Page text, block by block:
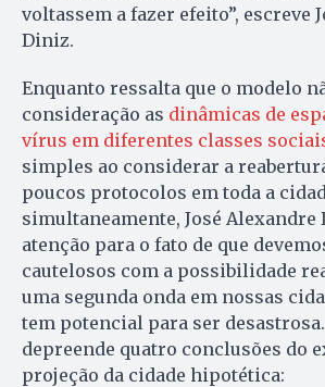
voltassem a fazer efeito”, escreve
Diniz.
Enquanto ressalta que o modelo
consideração as dinâmicas de
vírus em diferentes classes
simples ao considerar a
poucos protocolos em toda a
simultaneamente, José Alexandre
atenção para o fato de que
cautelosos com a possibilidade
uma segunda onda em nossas
tem potencial para ser
depreende quatro conclusões do
projeção da cidade hipotética: